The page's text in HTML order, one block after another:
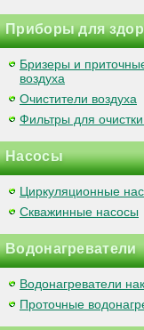
Приборы для
Бризеры и
воздуха
Очистители воздуха
Фильтры для
Насосы
Циркуляционные
Скважинные насосы
Водонагреватели
Водонагреватели
Проточные